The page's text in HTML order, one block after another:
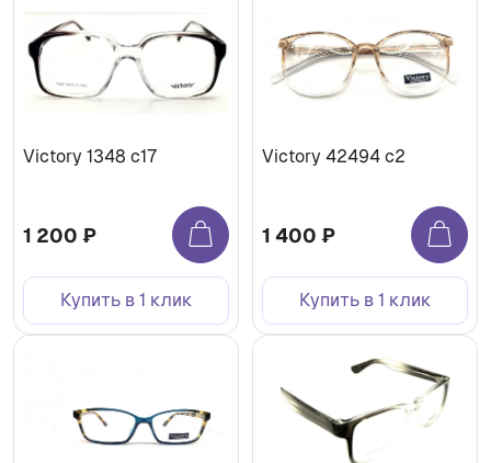
Victory 1348 c17
1 200 ₽
Купить в 1 клик
Victory 42494 c2
1 400 ₽
Купить в 1 клик